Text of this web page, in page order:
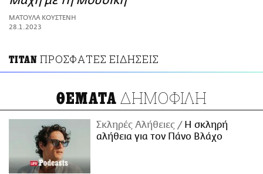
ΑΜΠΑ
PRINT
ΜΑΤΟΥΛΑ ΚΟΥΣΤΕΝΗ
28.1.2023
ΤΙΤΑΝ ΠΡΟΣΦΑΤΕΣ ΕΙΔΗΣΕΙΣ
ΘΕΜΑΤΑ ΔΗΜΟΦΙΛΗ
Σκληρές Αλήθειες
H σκληρή
αλήθεια για τον Πάνο Βλάχο